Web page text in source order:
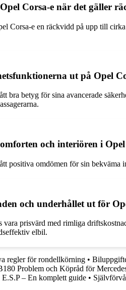
Corsa-e när det gäller
Corsa-e en räckvidd på upp till
ut på Opel
bra betyg för sina avancerade
och interiören i Opel
positiva omdömen för sin bekväma
och underhållet ut för
vara prisvärd med rimliga
elbil.
regler för rondellkörning •
Problem och Köpråd för
– En komplett guide •